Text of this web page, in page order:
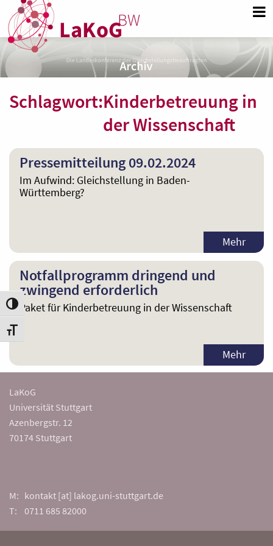
Umschalten auf hohe Kontraste
Schrift vergrößern
Schlagwort:Kinderbetreuung in
der Wissenschaft
Pressemitteilung 09.02.2024
Im Aufwind: Gleichstellung in Baden-
Württemberg?
Mehr
Notfallprogramm dringend und
zwingend erforderlich
Paket für Kinderbetreuung in der Wissenschaft
Mehr
LaKoG
Universität Stuttgart
Azenbergstr. 12
70174 Stuttgart
M: kontakt [at] lakog.uni-stuttgart.de
T: 0711 685 82000